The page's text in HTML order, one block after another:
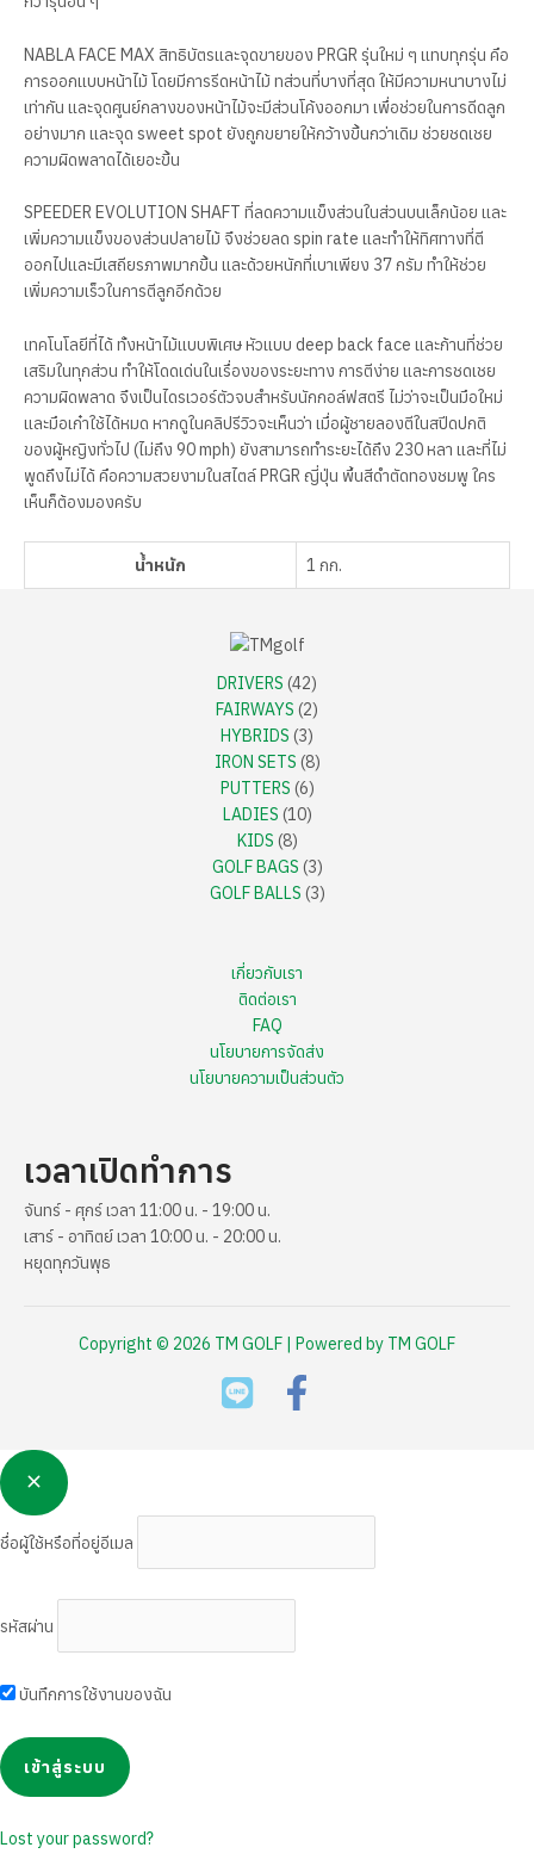
NABLA FACE MAX สิทธิบัตรและจุดขายของ PRGR รุ่นใหม่ ๆ แทบทุกรุ่น คือ
การออกแบบหน้าไม้ โดยมีการรีดหน้าไม้ ทส่วนที่บางที่สุด ให้มีความหนาบางไม่
เท่ากัน และจุดศูนย์กลางของหน้าไม้จะมีส่วนโค้งออกมา เพื่อช่วยในการดีดลูก
อย่างมาก และจุด sweet spot ยังถูกขยายให้กว้างขึ้นกว่าเดิม ช่วยชดเชย
ความผิดพลาดได้เยอะขึ้น
SPEEDER EVOLUTION SHAFT ที่ลดความแข็งส่วนในส่วนบนเล็กน้อย และ
เพิ่มความแข็งของส่วนปลายไม้ จึงช่วยลด spin rate และทำให้ทิศทางที่ตี
ออกไปและมีเสถียรภาพมากขึ้น และด้วยหนักที่เบาเพียง 37 กรัม ทำให้ช่วย
เพิ่มความเร็วในการตีลูกอีกด้วย
เทคโนโลยีที่ได้ ทั้งหน้าไม้แบบพิเศษ หัวแบบ deep back face และก้านที่ช่วย
เสริมในทุกส่วน ทำให้โดดเด่นในเรื่องของระยะทาง การตีง่าย และการชดเชย
ความผิดพลาด จึงเป็นไดรเวอร์ตัวจบสำหรับนักกอล์ฟสตรี ไม่ว่าจะเป็นมือใหม่
และมือเก๋าใช้ได้หมด หากดูในคลิปรีวิวจะเห็นว่า เมื่อผู้ชายลองตีในสปีดปกติ
ของผู้หญิงทั่วไป (ไม่ถึง 90 mph) ยังสามารถทำระยะได้ถึง 230 หลา และที่ไม่
พูดถึงไม่ได้ คือความสวยงามในสไตล์ PRGR ญี่ปุ่น พื้นสีดำตัดทองชมพู ใคร
เห็นก็ต้องมองครับ
น้ำหนัก 1 กก.
DRIVERS 42
FAIRWAYS 2
HYBRIDS 3
IRON SETS 8
PUTTERS 6
LADIES 10
KIDS 8
GOLF BAGS 3
GOLF BALLS 3
เกี่ยวกับเรา
ติดต่อเรา
FAQ
นโยบายการจัดส่ง
นโยบายความเป็นส่วนตัว
เวลาเปิดทำการ
จันทร์ - ศุกร์ เวลา 11:00 น. - 19:00 น.
เสาร์ - อาทิตย์ เวลา 10:00 น. - 20:00 น.
หยุดทุกวันพุธ
Copyright © 2026 TM GOLF | Powered by TM GOLF
ชื่อผู้ใช้หรือที่อยู่อีเมล
รหัสผ่าน
บันทึกการใช้งานของฉัน
Lost your password?